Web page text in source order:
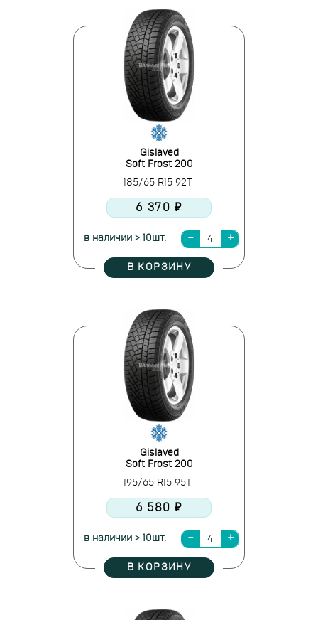
Gislaved
Soft Frost 200
185/65 R15 92T
6 370 ₽
в наличии > 10шт.
В КОРЗИНУ
Gislaved
Soft Frost 200
195/65 R15 95T
6 580 ₽
в наличии > 10шт.
В КОРЗИНУ